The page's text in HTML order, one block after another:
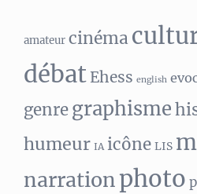
amateur cinéma
débat Ehess english
genregraphisme
humeur IA icône LIS
narrationphoto